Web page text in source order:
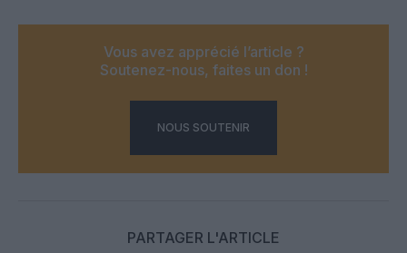
Vous avez apprécié l’article ?
Soutenez-nous, faites un don !
NOUS SOUTENIR
PARTAGER L'ARTICLE